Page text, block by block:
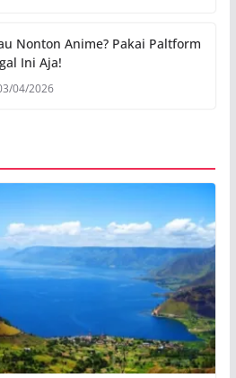
Nonton Anime? Pakai Paltform
Ini Aja!
04/2026